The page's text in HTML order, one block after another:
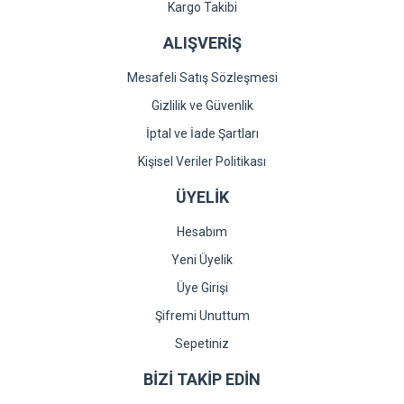
Gönder
Kargo Takibi
ALIŞVERİŞ
Mesafeli Satış Sözleşmesi
Gizlilik ve Güvenlik
İptal ve İade Şartları
Kişisel Veriler Politikası
ÜYELİK
Hesabım
Yeni Üyelik
Üye Girişi
Şifremi Unuttum
Sepetiniz
BİZİ TAKİP EDİN